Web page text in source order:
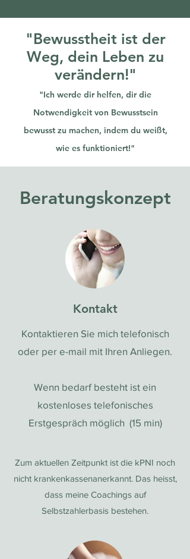
"Bewusstheit ist der
Weg, dein Leben zu
verändern!"
"Ich werde dir helfen, dir die
Notwendigkeit von Bewusstsein
bewusst zu machen, indem du weißt,
wie es funktioniert!"
Beratungskonzept
Kontakt
Kontaktieren Sie mich telefonisch
oder per e-mail mit Ihren Anliegen.
Wenn bedarf besteht ist ein
kostenloses telefonisches
Erstgespräch möglich (15 min)
Zum aktuellen Zeitpunkt ist die kPNI noch
nicht krankenkassenanerkannt. Das heisst,
dass meine Coachings auf
Selbstzahlerbasis bestehen.